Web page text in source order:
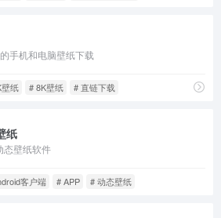
手机和电脑壁纸下载
纸 # 8K壁纸 # 直链下载
纸
态壁纸软件
客户端 # APP # 动态壁纸